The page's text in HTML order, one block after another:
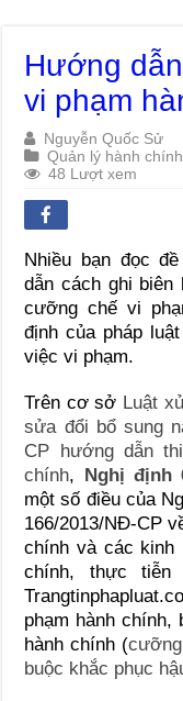
Hướng
vi phạm
Nguyễn Quốc Sử
Quản lý hành chính
48 Lượt xem
Nhiều bạn đọc
dẫn cách ghi biên
cưỡng chế vi
định của pháp
việc vi phạm.
Trên cơ sở Luật
sửa đổi bổ sung
CP hướng dẫn
chính, Nghị định
một số điều của
166/2013/NĐ-CP
chính và các kinh
chính, thực
phạm hành
hành chính (
buộc khắc phục